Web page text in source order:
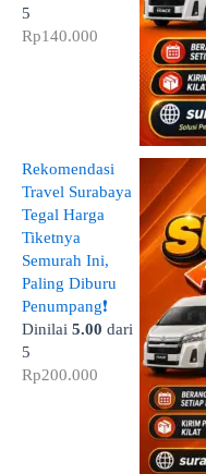
5
Rp140.000
Rekomendasi
Travel Surabaya
Tegal Harga
Tiketnya
Semurah Ini,
Paling Diburu
Penumpang❗
Dinilai 5.00 dari
5
Rp200.000